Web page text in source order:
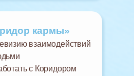
кармы»
взаимодействий
с Коридором